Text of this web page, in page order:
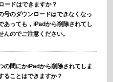
ードはできますか？
のダウンロードはできなくなっ
あっても，iPadから削除されてし
のでご注意ください。
の間にかiPadから削除されてしま
ることはできますか？